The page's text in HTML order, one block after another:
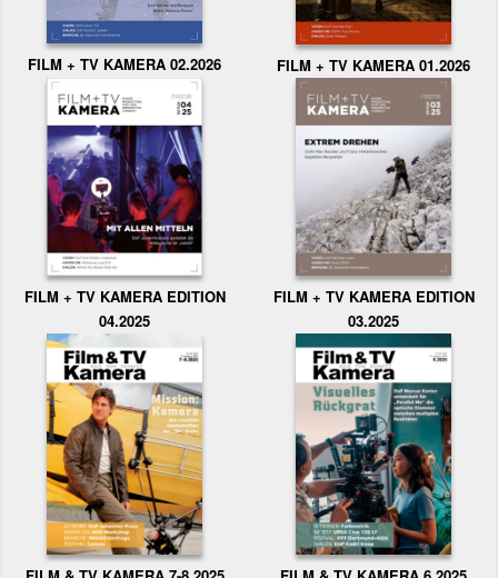
FILM + TV KAMERA 02.2026 FILM + TV KAMERA 01.2026
FILM + TV KAMERA EDITION
04.2025
FILM + TV KAMERA EDITION
03.2025